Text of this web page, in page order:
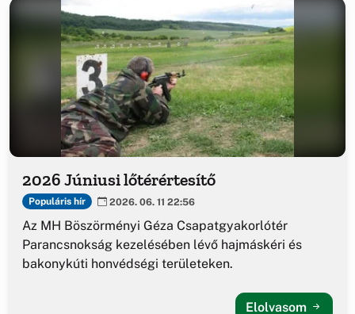
2026 Júniusi lőtérértesítő
Populáris hír 2026. 06. 11 22:56
Az MH Böszörményi Géza Csapatgyakorlótér
Parancsnokság kezelésében lévő hajmáskéri és
bakonykúti honvédségi területeken.
Elolvasom